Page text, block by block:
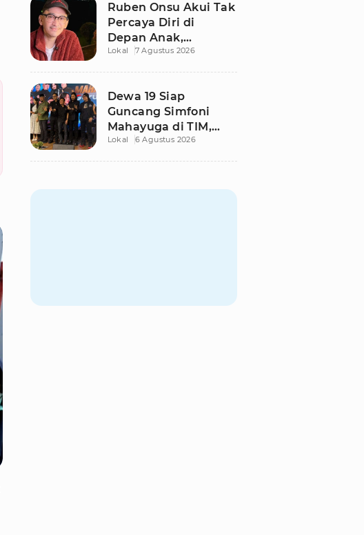
Ruben Onsu Akui Tak
Percaya Diri di
Depan Anak,
Singgung Polemik
Lokal 7 Agustus 2026
Dewa 19 Siap
Guncang Simfoni
Mahayuga di TIM,
Bawakan Lagu
Lokal 6 Agustus 2026